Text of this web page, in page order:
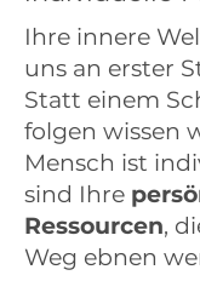
Ihre innere
uns an erster
Statt einem
folgen wissen
Mensch ist
sind Ihre
Ressourcen,
Weg ebnen